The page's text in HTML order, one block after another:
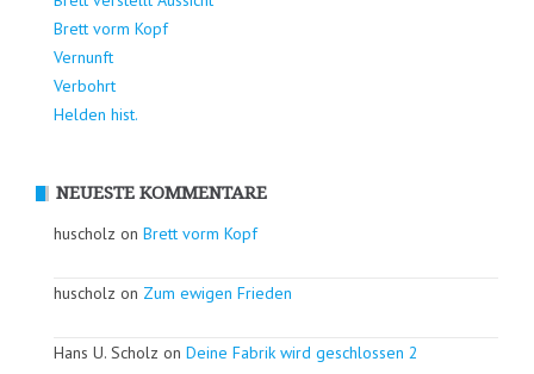
Brett vorm Kopf
Vernunft
Verbohrt
Helden hist.
NEUESTE KOMMENTARE
huscholz on Brett vorm Kopf
huscholz on Zum ewigen Frieden
Hans U. Scholz on Deine Fabrik wird geschlossen 2